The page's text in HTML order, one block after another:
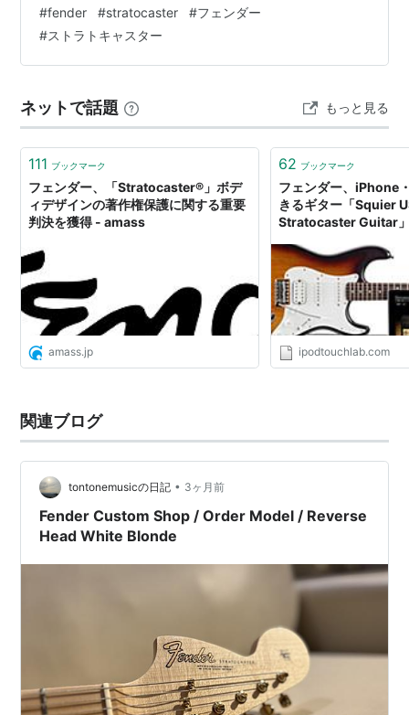
と３を一本のギターで両立させるのは難しいと認識した
ので ここは2本必要になる（笑） B：プレイアビリティ
1)9.5Rもしくは12R程度からのコンパウンド・ラディアス
#fender #stratocaster #フェンダー
#ストラトキャスター
ネットで話題 もっと見る
111 ブックマーク
フェンダー、「Stratocaster®」ボデ
ィデザインの著作権保護に関する重要
判決を獲得 - amass
amass.jp
62 ブックマーク
フェンダー、iPhone
きるギター「Squier
Stratocaster Guitar
ipodtouchlab.com
関連ブログ
tontonemusicの日記 • 3ヶ月前
Fender Custom Shop / Order Model / Reverse
Head White Blonde